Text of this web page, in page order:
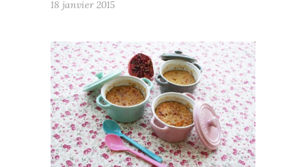
18 janvier 2015